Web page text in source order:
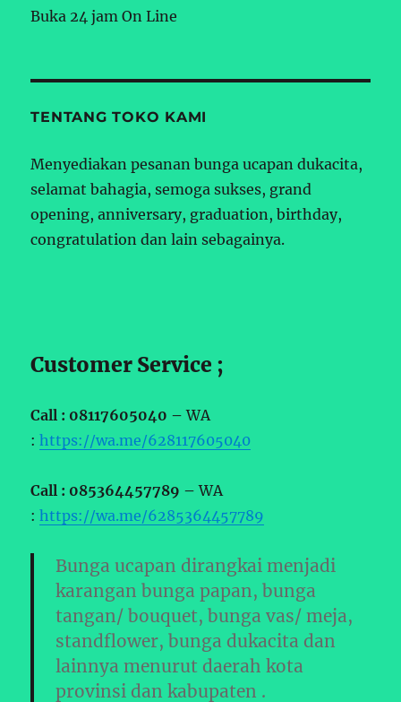
Buka 24 jam On Line
TENTANG TOKO KAMI
Menyediakan pesanan bunga ucapan dukacita,
selamat bahagia, semoga sukses, grand
opening, anniversary, graduation, birthday,
congratulation dan lain sebagainya.
Customer Service ;
Call : 08117605040 –WA
:https://wa.me/628117605040
Call : 085364457789 –WA
:https://wa.me/6285364457789
Bunga ucapan dirangkai menjadi
karangan bunga papan, bunga
tangan/ bouquet, bunga vas/ meja,
standflower, bunga dukacita dan
lainnya menurut daerah kota
provinsi dan kabupaten .